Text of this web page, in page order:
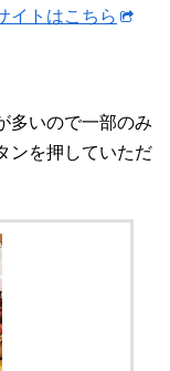
イトはこちら
多いので一部のみ
ンを押していただ